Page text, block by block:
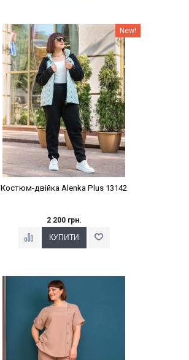
Наклейки Варіант з % New!
Костюм-двійка Alenka Plus 13142
2 200 грн.
Наклейки Варіант з %